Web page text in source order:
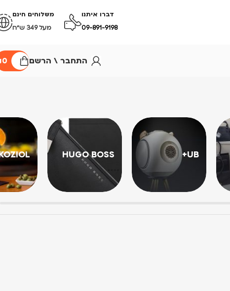
דברו איתנו
09-891-9198
משלוחים חינם
מעל 349 ש״ח
התחבר \ הרשם 0
UB+
HUGO BOSS